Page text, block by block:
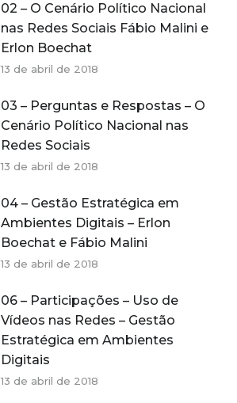
02 – O Cenário Político Nacional
nas Redes Sociais Fábio Malini e
Erlon Boechat
13 de abril de 2018
03 – Perguntas e Respostas – O
Cenário Político Nacional nas
Redes Sociais
13 de abril de 2018
04 – Gestão Estratégica em
Ambientes Digitais – Erlon
Boechat e Fábio Malini
13 de abril de 2018
06 – Participações – Uso de
Vídeos nas Redes – Gestão
Estratégica em Ambientes
Digitais
13 de abril de 2018